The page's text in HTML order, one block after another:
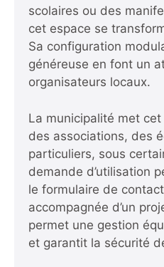
scolaires ou des
cet espace se
Sa configuration
généreuse en font un
organisateurs locaux.
La municipalité met
des associations, des
particuliers, sous
demande d’utilisation
le formulaire de
accompagnée d’un
permet une gestion
et garantit la sécurité